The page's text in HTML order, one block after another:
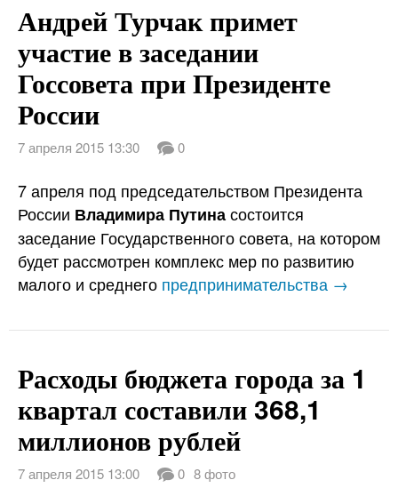
Андрей Турчак примет
участие в заседании
Госсовета при Президенте
России
7 апреля 2015 13:30 0
7 апреля под председательством Президента
России Владимира Путинасостоится
заседание Государственного совета, на котором
будет рассмотрен комплекс мер по развитию
малого и среднего предпринимательства →
Расходы бюджета города за 1
квартал составили 368,1
миллионов рублей
7 апреля 2015 13:00 0 8 фото